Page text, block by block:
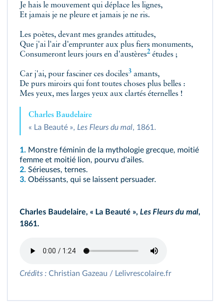
Je hais le mouvement qui déplace les lignes,
Et jamais je ne pleure et jamais je ne ris.
Les poètes, devant mes grandes attitudes,
Que j'ai l'air d'emprunter aux plus fiers monuments,
Consumeront leurs jours en d'austères2 études ;
Car j'ai, pour fasciner ces dociles3 amants,
De purs miroirs qui font toutes choses plus belles :
Mes yeux, mes larges yeux aux clartés éternelles !
Charles Baudelaire
« La Beauté », Les Fleurs du mal, 1861.
1. Monstre féminin de la mythologie grecque, moitié
femme et moitié lion, pourvu d'ailes.
2. Sérieuses, ternes.
3. Obéissants, qui se laissent persuader.
Charles Baudelaire, « La Beauté », Les Fleurs du mal,
1861.
Crédits : Christian Gazeau / Lelivrescolaire.fr